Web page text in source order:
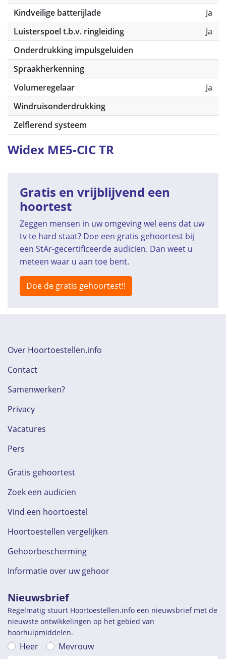
Kindveilige batterijlade
Ja
Luisterspoel t.b.v. ringleiding
Ja
Onderdrukking impulsgeluiden
Spraakherkenning
Volumeregelaar
Ja
Windruisonderdrukking
Zelflerend systeem
Widex ME5-CIC TR
Gratis en vrijblijvend een
hoortest
Zeggen mensen in uw omgeving wel eens dat uw
tv te hard staat? Doe een gratis gehoortest bij
een StAr-gecertificeerde audicien. Dan weet u
meteen waar u aan toe bent.
Doe de gratis gehoortest!!
Over Hoortoestellen.info
Contact
Samenwerken?
Privacy
Vacatures
Pers
Gratis gehoortest
Zoek een audicien
Vind een hoortoestel
Hoortoestellen vergelijken
Gehoorbescherming
Informatie over uw gehoor
Nieuwsbrief
Regelmatig stuurt Hoortoestellen.info een nieuwsbrief met de
nieuwste ontwikkelingen op het gebied van
hoorhulpmiddelen.
Heer Mevrouw